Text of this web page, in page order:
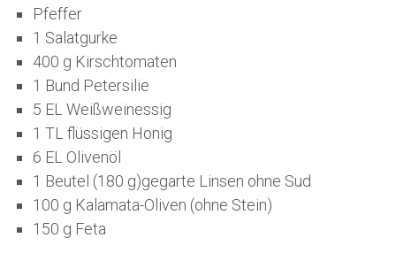
Pfeffer
1 Salatgurke
400 g Kirschtomaten
1 Bund Petersilie
5 EL Weißweinessig
1 TL flüssigen Honig
6 EL Olivenöl
1 Beutel (180 g)gegarte Linsen ohne Sud
100 g Kalamata-Oliven (ohne Stein)
150 g Feta